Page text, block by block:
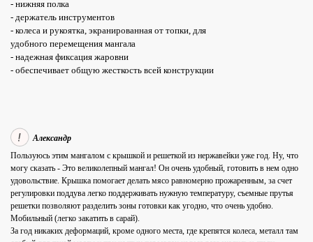
- нижняя полка
- держатель инструментов
- колеса и рукоятка, экранированная от топки, для
удобного перемещения мангала
- надежная фиксация жаровни
- обеспечивает общую жесткость всей конструкции
Александр
Пользуюсь этим мангалом с крышкой и решеткой из нержавейки уже год. Ну, что
могу сказать - Это великолепный мангал! Он очень удобный, готовить в нем одно
удовольствие. Крышка помогает делать мясо равномерно прожаренным, за счет
регулировки поддува легко поддерживать нужную температуру, съемные прутья
решетки позволяют разделить зоны готовки как угодно, что очень удобно.
Мобильный (легко закатить в сарай).
За год никаких деформаций, кроме одного места, где крепятся колеса, металл там